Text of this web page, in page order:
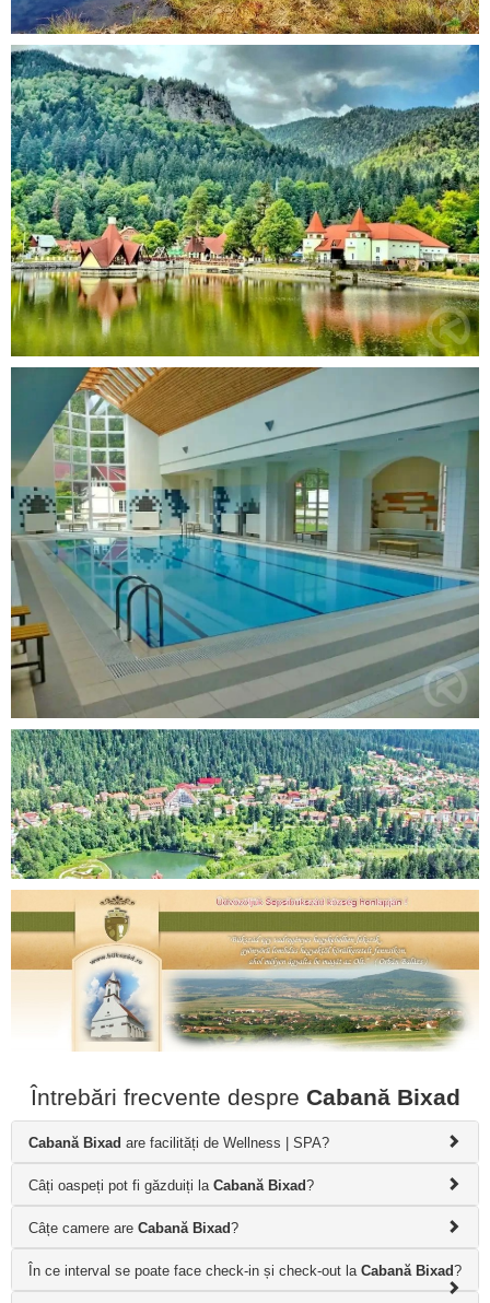
Întrebări frecvente despre Cabană Bixad
Cabană Bixad are facilități de Wellness | SPA?
Câți oaspeți pot fi găzduiți la Cabană Bixad?
Câțe camere are Cabană Bixad?
În ce interval se poate face check-in și check-out la Cabană Bixad?